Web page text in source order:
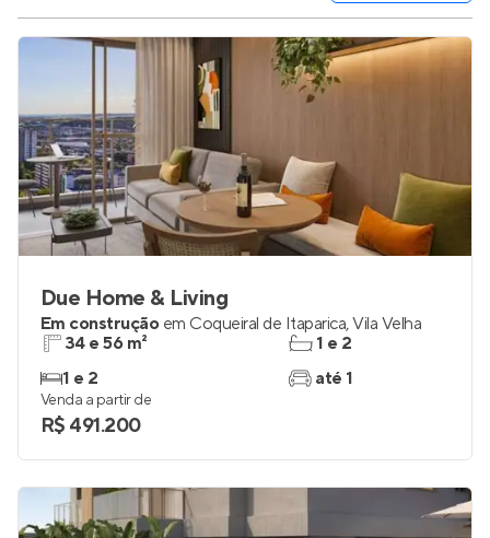
Due Home & Living
Em construção em Coqueiral de Itaparica,Vila Velha
34 e 56 m²
1 e 2
1 e 2
até 1
Venda a partir de
R$ 491.200